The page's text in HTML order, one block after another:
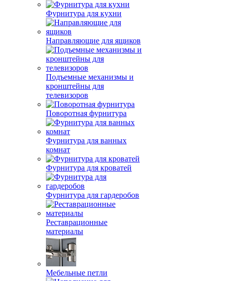
Фурнитура для кухни
Направляющие для ящиков
Подъемные механизмы и
кронштейны для
телевизоров
Поворотная фурнитура
Фурнитура для ванных
комнат
Фурнитура для кроватей
Фурнитура для гардеробов
Реставрационные
материалы
Мебельные петли